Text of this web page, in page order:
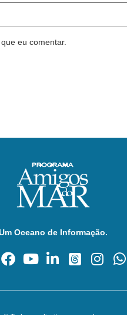
eu comentar.
Oceano de Informação.